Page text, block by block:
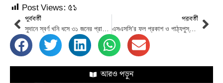
Post Views: ৫১
পূর্ববর্তী পরবর্তী
এসএসসি’র ফল প্রকাশ ও পাঠ্যপুস্তক বিতরণ কার্যক্রম উদ্বোধন করেছেন প্রধানমন্ত্রী
আরও পড়ুন